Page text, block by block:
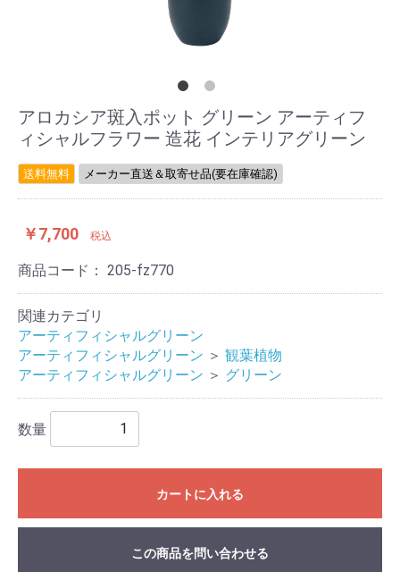
アロカシア斑入ポット グリーン アーティフ
ィシャルフラワー 造花 インテリアグリーン
送料無料 メーカー直送＆取寄せ品(要在庫確認)
￥7,700 税込
商品コード： 205-fz770
関連カテゴリ
アーティフィシャルグリーン
アーティフィシャルグリーン ＞ 観葉植物
アーティフィシャルグリーン ＞ グリーン
数量
カートに入れる
この商品を問い合わせる